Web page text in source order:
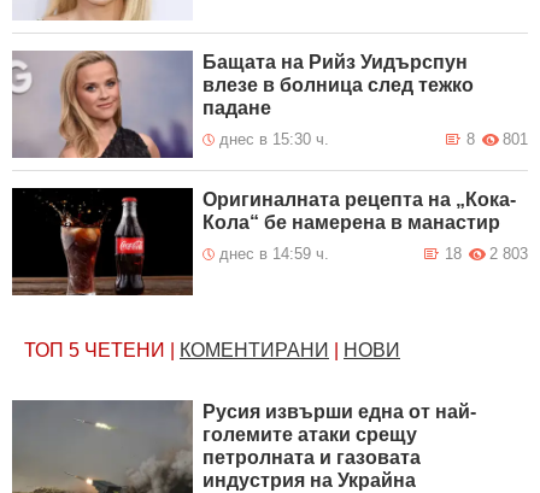
Бащата на Рийз Уидърспун
влезе в болница след тежко
падане
днес в 15:30 ч. 801
8
Оригиналната рецепта на „Кока-
Кола“ бе намерена в манастир
днес в 14:59 ч. 2 803
18
ТОП 5 ЧЕТЕНИ КОМЕНТИРАНИ НОВИ
Русия извърши една от най-
големите атаки срещу
петролната и газовата
индустрия на Украйна